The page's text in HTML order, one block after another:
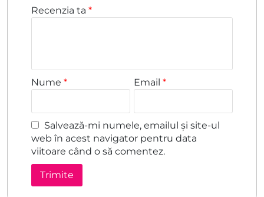
Recenzia ta *
Nume * Email*
Salvează-mi numele, emailul și site-ul
web în acest navigator pentru data
viitoare când o să comentez.